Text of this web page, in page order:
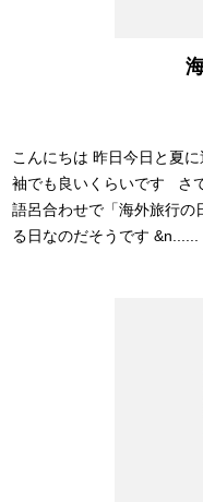
こんにちは 昨日今日と夏
袖でも良いくらいです さ
語呂合わせで「海外旅行の
る日なのだそうです &n......